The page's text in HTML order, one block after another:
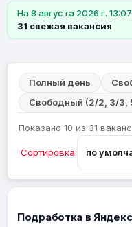
На 8 августа 2026 г.
31 свежая вакансия
Полный день
Свободный (2/2, 3/3,
Показано 10 из 31
Сортировка:
Подработка в